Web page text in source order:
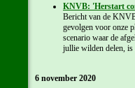
KNVB: 'Herstart
Bericht van de
gevolgen voor onze
scenario waar de
jullie wilden delen, is
6 november 2020